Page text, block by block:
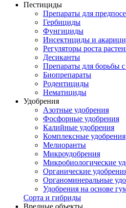
Пестициды
Препараты для
Гербициды
Фунгициды
Инсектициды и
Регуляторы роста
Десиканты
Препараты для борьбы с
Биопрепараты
Родентициды
Нематициды
Удобрения
Азотные удобрения
Фосфорные удобрения
Калийные удобрения
Комплексные удобрения
Мелиоранты
Микроудобрения
Микробиологические
Органические
Органоминеральные
Удобрения на основе
Сорта и гибриды
Вредные объекты